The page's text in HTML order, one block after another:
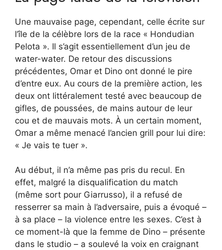
Une mauvaise page, cependant, celle écrite sur
l’île de la célèbre lors de la race « Hondudian
Pelota ». Il s’agit essentiellement d’un jeu de
water-water. De retour des discussions
précédentes, Omar et Dino ont donné le pire
d’entre eux. Au cours de la première action, les
deux ont littéralement testé avec beaucoup de
gifles, de poussées, de mains autour de leur
cou et de mauvais mots. À un certain moment,
Omar a même menacé l’ancien grill pour lui dire:
« Je vais te tuer ».
Au début, il n’a même pas pris du recul. En
effet, malgré la disqualification du match
(même sort pour Giarrusso), il a refusé de
resserrer sa main à l’adversaire, puis a évoqué –
à sa place – la violence entre les sexes. C’est à
ce moment-là que la femme de Dino – présente
dans le studio – a soulevé la voix en craignant